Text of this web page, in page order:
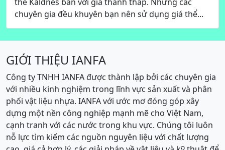
chuyên gia đều khuyên bạn nên sử dụng giá thể...
GIỚI THIỆU IANFA
Công ty TNHH IANFA được thành lập bởi các chuyên gia
với nhiều kinh nghiệm trong lĩnh vực sản xuất và phân
phối vật liệu nhựa. IANFA với ước mơ đóng góp xây
dựng một nền công nghiệp mạnh mẽ cho Việt Nam,
cạnh tranh với các nước trong khu vực. Chúng tôi luôn
nỗ lực tìm kiếm các nguồn nguyên liệu với chất lượng